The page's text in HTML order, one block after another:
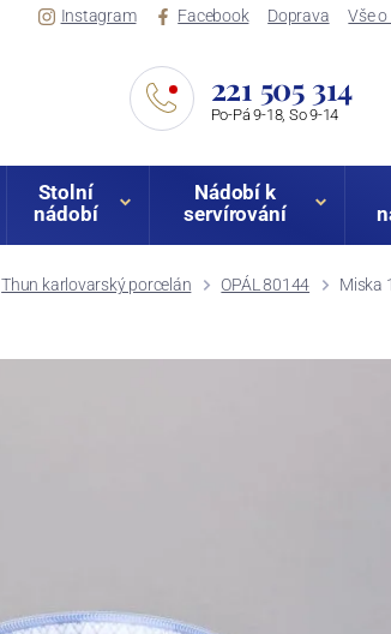
Instagram Facebook Doprava Vše
221 505 314
Po-Pá 9-18, So 9-14
Stolní
nádobí
Nádobí k
servírování
Thun karlovarský porcelán OPÁL 80144 Miska